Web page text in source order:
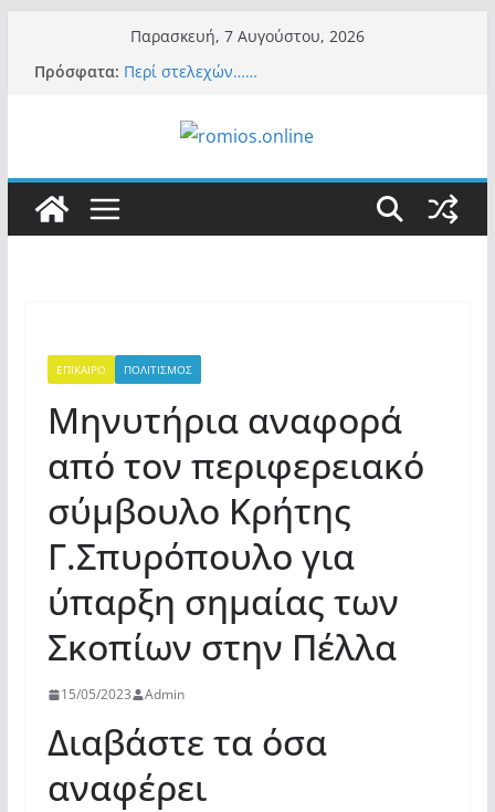
περιεχόμενο
Παρασκευή, 7 Αυγούστου, 2026
Πρόσφατα: Περί στελεχών……
είναι το Κίνημα της Μ.Καρυστιανού και όχι
το διεφθαρμένο σύστημα εξουσίας»
Κασιδιάρη – Οι ένοικοι του Μαξίμου σε
πανικό, πατριωτικό τσουνάμι σαρώνει την
«Έλληνες» η κυβέρνηση! (φωτο)
ΕΠΙΚΑΙΡΟ ΠΟΛΙΤΙΣΜΟΣ
Μηνυτήρια αναφορά
από τον περιφερειακό
σύμβουλο Κρήτης
Γ.Σπυρόπουλο για
ύπαρξη σημαίας των
Σκοπίων στην Πέλλα
15/05/2023 Admin
Διαβάστε τα όσα
αναφέρει